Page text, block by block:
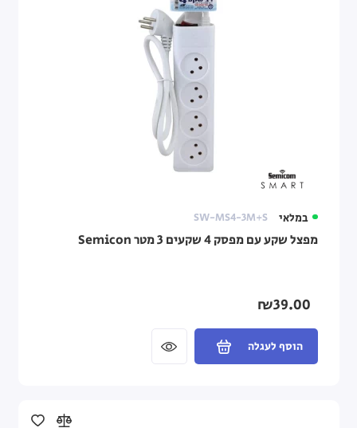
במלאי SW-MS4-3M+S
מפצל שקע עם מפסק 4 שקעים 3 מטר Semicon
₪39.00
הוסף לעגלה